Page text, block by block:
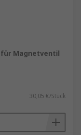
Magnetventil
30,05 €/Stück